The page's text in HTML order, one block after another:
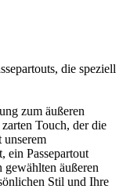
die speziell
zum äußeren
Touch, der die
unserem
ein Passepartout
äußeren
Stil und Ihre